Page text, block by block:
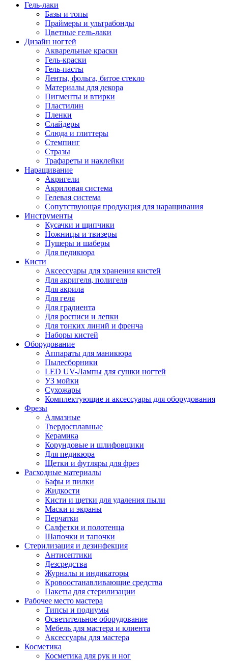
Гель-лаки
Базы и топы
Праймеры и ультрабонды
Цветные гель-лаки
Дизайн ногтей
Акварельные краски
Гель-краски
Гель-пасты
Ленты, фольга, битое стекло
Материалы для декора
Пигменты и втирки
Пластилин
Пленки
Слайдеры
Слюда и глиттеры
Стемпинг
Стразы
Трафареты и наклейки
Наращивание
Акригели
Акриловая система
Гелевая система
Сопутствующая продукция для наращивания
Инструменты
Кусачки и щипчики
Ножницы и твизеры
Пушеры и шаберы
Для педикюра
Кисти
Аксессуары для хранения кистей
Для акригеля, полигеля
Для акрила
Для геля
Для градиента
Для росписи и лепки
Для тонких линий и френча
Наборы кистей
Оборудование
Аппараты для маникюра
Пылесборники
LED UV-Лампы для сушки ногтей
УЗ мойки
Сухожары
Комплектующие и аксессуары для оборудования
Фрезы
Алмазные
Твердосплавные
Керамика
Корундовые и шлифовщики
Для педикюра
Щетки и футляры для фрез
Расходные материалы
Бафы и пилки
Жидкости
Кисти и щетки для удаления пыли
Маски и экраны
Перчатки
Салфетки и полотенца
Шапочки и тапочки
Стерилизация и дезинфекция
Антисептики
Дезсредства
Журналы и индикаторы
Кровоостанавливающие средства
Пакеты для стерилизации
Рабочее место мастера
Типсы и подиумы
Осветительное оборудование
Мебель для мастера и клиента
Аксессуары для мастера
Косметика
Косметика для рук и ног